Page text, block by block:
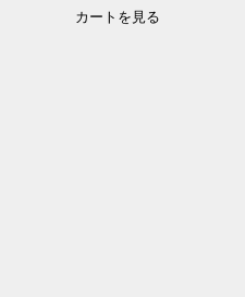
カートを見る